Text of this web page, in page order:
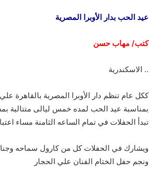
عيد الحب بدار الأوبرا المصرية
كتب/ مهاب حسن
.. الاسكندرية
ككل عام تنظم دار الأوبرا المصرية بالقاهرة
تبدأ الحفلات في تمام الساعه الثامنة مساء اعتبارا الخميس 11 فبراير وتستمر حتى
ويشارك في الحفلات كل من كارول سماحه
ونجم حفل الختام الفنان علي الحجار